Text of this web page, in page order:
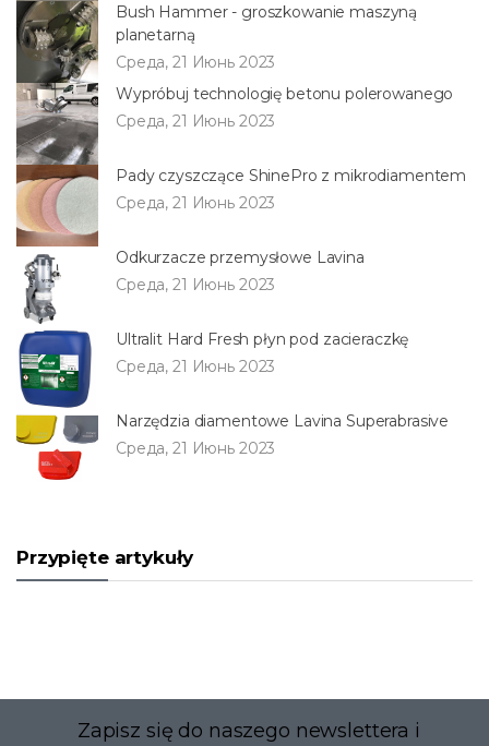
Bush Hammer - groszkowanie maszyną
planetarną
Среда, 21 Июнь 2023
Wypróbuj technologię betonu polerowanego
Среда, 21 Июнь 2023
Pady czyszczące ShinePro z mikrodiamentem
Среда, 21 Июнь 2023
Odkurzacze przemysłowe Lavina
Среда, 21 Июнь 2023
Ultralit Hard Fresh płyn pod zacieraczkę
Среда, 21 Июнь 2023
Narzędzia diamentowe Lavina Superabrasive
Среда, 21 Июнь 2023
Przypięte artykuły
Zapisz się do naszego newslettera i